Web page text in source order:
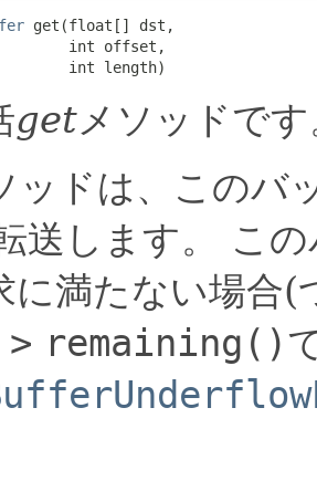
get​(float[] dst,
int offset,
int length)
getメソッドで
ッドは、このバ
します。
こ
に満たない場合(
> remaining()